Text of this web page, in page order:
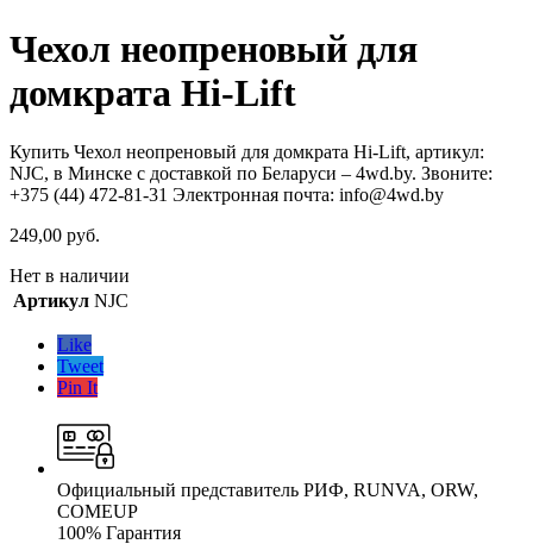
Чехол неопреновый для
домкрата Hi-Lift
Купить Чехол неопреновый для домкрата Hi-Lift, артикул:
NJC, в Минске с доставкой по Беларуси – 4wd.by. Звоните:
+375 (44) 472-81-31 Электронная почта: info@4wd.by
249,00 руб.
Нет в наличии
Артикул NJC
Like
Tweet
Pin It
Официальный представитель РИФ, RUNVA, ORW,
COMEUP
100% Гарантия